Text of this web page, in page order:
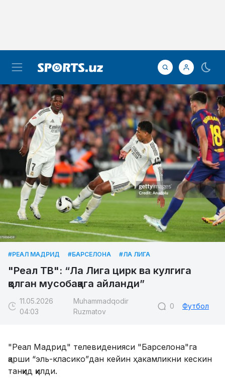
#РЕАЛ МАДРИД #БАРСЕЛОНА #ЛА ЛИГА
"Реал ТВ": “Ла Лига цирк ва кулгига
қолган мусобақага айланди”
11.05.2026
04:03
Muhammadqodir
Ruzmatov
0 Футбол
"Реал Мадрид" телевиденияси "Барселона"га
қарши “эль-класико”дан кейин ҳакамликни кескин
танқид қилди.